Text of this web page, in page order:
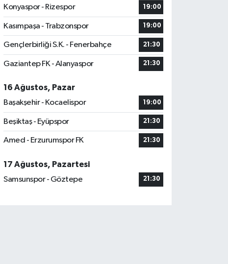
Konyaspor - Rizespor
19:00
Kasımpaşa - Trabzonspor 19:00
Gençlerbirliği S.K. - Fenerbahçe 21:30
Gaziantep FK - Alanyaspor 21:30
16 Ağustos, Pazar
Başakşehir - Kocaelispor
19:00
Beşiktaş - Eyüpspor 21:30
Amed - Erzurumspor FK 21:30
17 Ağustos, Pazartesi
Samsunspor - Göztepe
21:30